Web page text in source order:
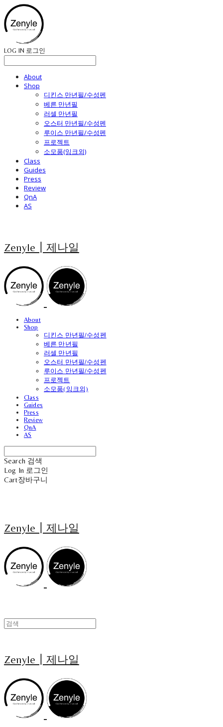
LOG IN 로그인
About
Shop
디킨스 만년필/수성펜
베른 만년필
러셀 만년필
오스터 만년필/수성펜
루이스 만년필/수성펜
프로젝트
소모품(잉크외)
Class
Guides
Press
Review
QnA
AS
Zenyle┃제나일
About
Shop
디킨스 만년필/수성펜
베른 만년필
러셀 만년필
오스터 만년필/수성펜
루이스 만년필/수성펜
프로젝트
소모품(잉크외)
Class
Guides
Press
Review
QnA
AS
Search 검색
Log In 로그인
Cart장바구니
Zenyle┃제나일
Zenyle┃제나일